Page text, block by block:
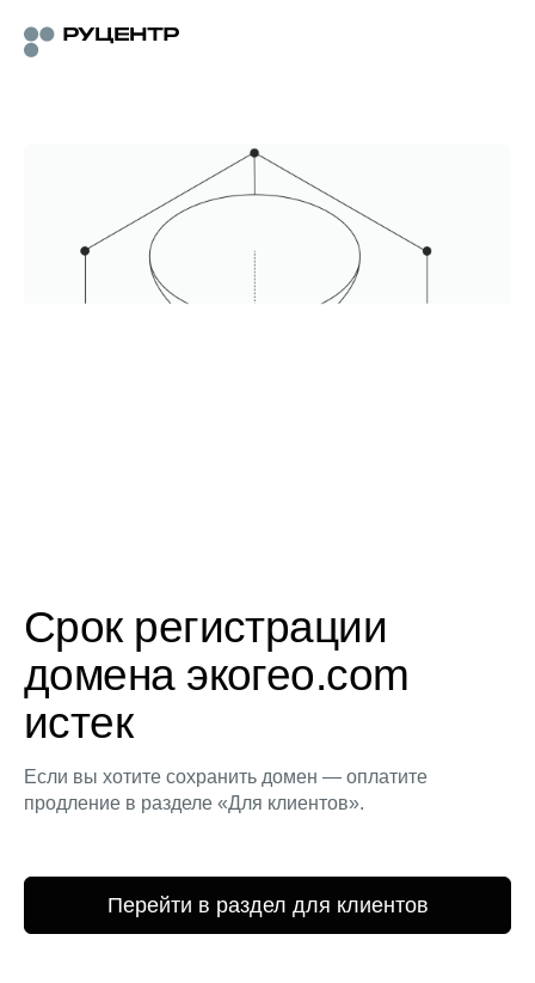
Срок регистрации
домена экогео.com
истек
Если вы хотите сохранить домен — оплатите
продление в разделе «Для клиентов».
Перейти в раздел для клиентов